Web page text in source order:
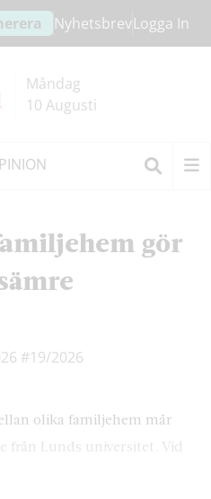
NyhetsbrevLogga In
Måndag
10 Augusti
gör
#19/2026
olika familjehem mår
från Lunds universitet. Vid